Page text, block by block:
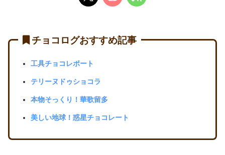
チョコログおすすめ記事
工具チョコレポート
テリーヌドゥショコラ
本物そっくり！華歌留多
美しい地球！惑星チョコレート